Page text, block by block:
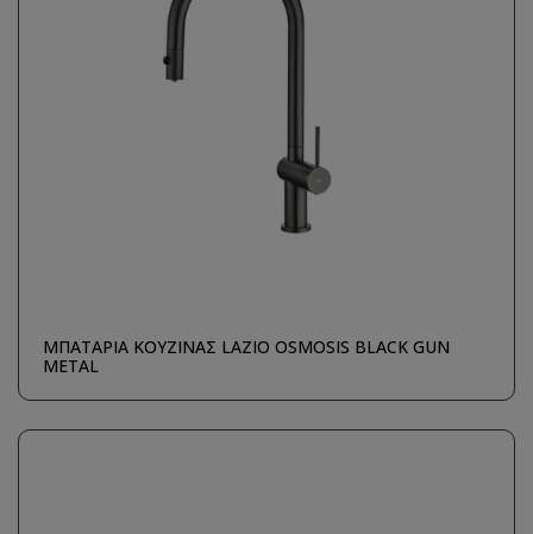
ΜΠΑΤΑΡΙΑ ΚΟΥΖΙΝΑΣ LAZIO OSMOSIS BLACK GUN
METAL